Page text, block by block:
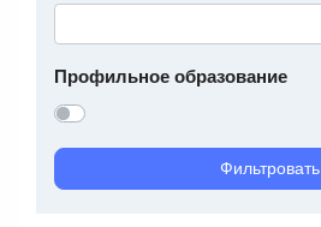
Профильное образование
Фильтровать